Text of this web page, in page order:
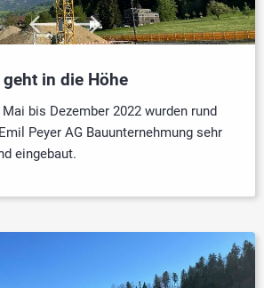
in die Höhe
bis Dezember 2022 wurden rund
Peyer AG Bauunternehmung sehr
eingebaut.